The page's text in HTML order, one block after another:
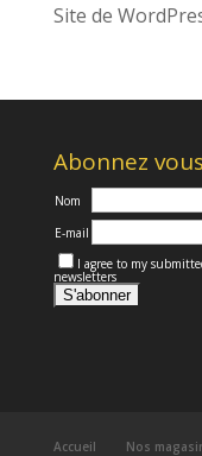
Site de
Abonnez
Nom
E-mail
I agree to my
newsletters
Accueil Nos